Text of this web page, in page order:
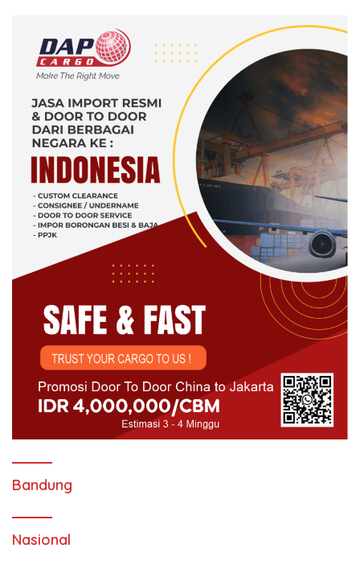
Bandung
Nasional